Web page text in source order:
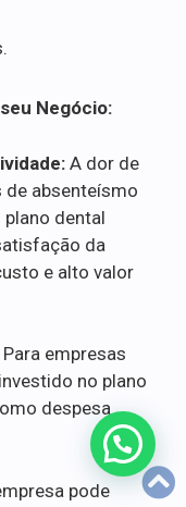
Negócio:
A dor de
de absenteísmo
dental
da
e alto valor
Para empresas
no plano
despesa
pode